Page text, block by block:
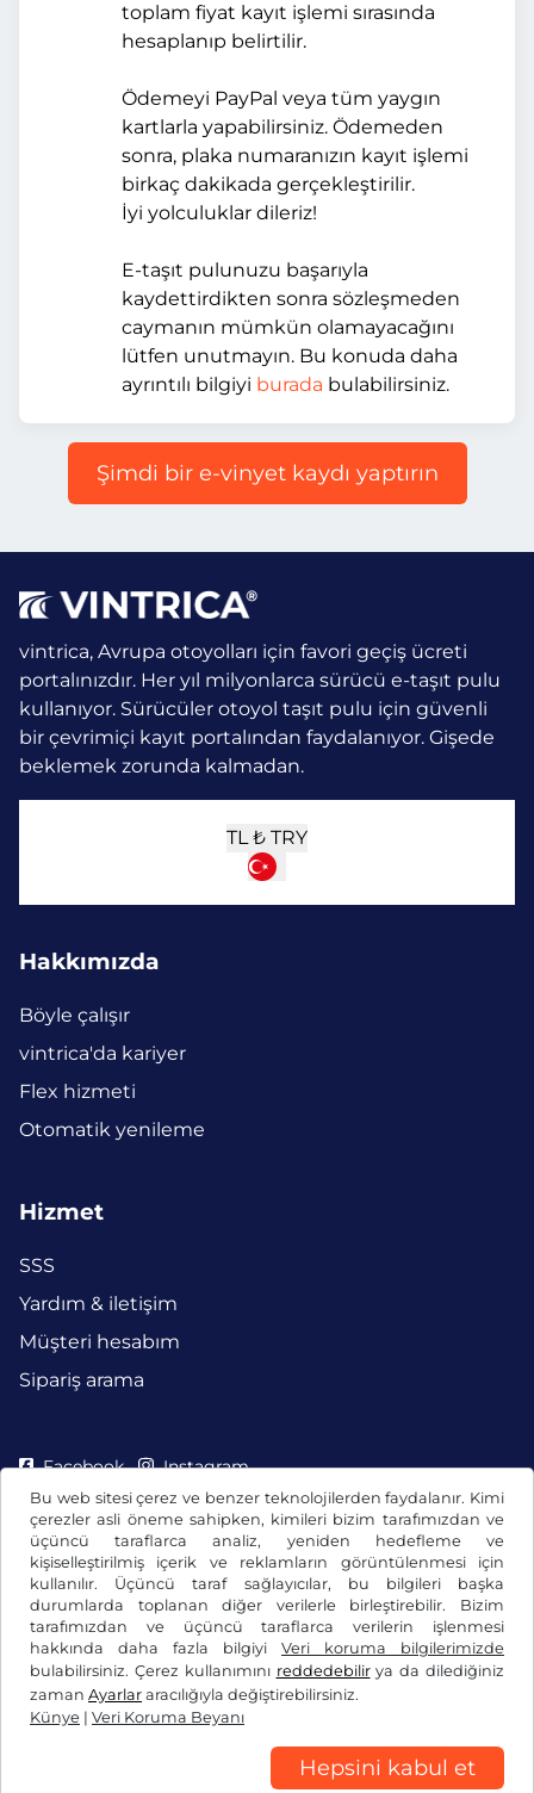
Bu web sitesi çerez ve benzer teknolojilerden faydalanır. Kimi
çerezler asli öneme sahipken, kimileri bizim tarafımızdan ve
üçüncü taraflarca analiz, yeniden hedefleme ve
kişiselleştirilmiş içerik ve reklamların görüntülenmesi için
kullanılır. Üçüncü taraf sağlayıcılar, bu bilgileri başka
durumlarda toplanan diğer verilerle birleştirebilir. Bizim
tarafımızdan ve üçüncü taraflarca verilerin işlenmesi
hakkında daha fazla bilgiyi Veri koruma bilgilerimizde
bulabilirsiniz. Çerez kullanımını reddedebilirya da dilediğiniz
zaman Ayarlar aracılığıyla değiştirebilirsiniz.
Künye | Veri Koruma Beyanı
Hepsini kabul et
toplam fiyat kayıt işlemi sırasında
hesaplanıp belirtilir.
Ödemeyi PayPal veya tüm yaygın
kartlarla yapabilirsiniz. Ödemeden
sonra, plaka numaranızın kayıt işlemi
birkaç dakikada gerçekleştirilir.
İyi yolculuklar dileriz!
E-taşıt pulunuzu başarıyla
kaydettirdikten sonra sözleşmeden
caymanın mümkün olamayacağını
lütfen unutmayın. Bu konuda daha
ayrıntılı bilgiyi burada bulabilirsiniz.
Şimdi bir e-vinyet kaydı yaptırın
vintrica, Avrupa otoyolları için favori geçiş ücreti
portalınızdır. Her yıl milyonlarca sürücü e-taşıt pulu
kullanıyor. Sürücüler otoyol taşıt pulu için güvenli
bir çevrimiçi kayıt portalından faydalanıyor. Gişede
beklemek zorunda kalmadan.
TL ₺ TRY
Hakkımızda
Böyle çalışır
vintrica'da kariyer
Flex hizmeti
Otomatik yenileme
Hizmet
SSS
Yardım & iletişim
Müşteri hesabım
Sipariş arama
Facebook Instagram
Genel Ticaret Koşulları / Fesih Hakkı